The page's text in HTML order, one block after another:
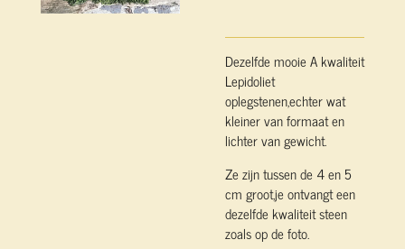
Dezelfde mooie A kwaliteit
Lepidoliet
oplegstenen,echter wat
kleiner van formaat en
lichter van gewicht.
Ze zijn tussen de 4 en 5
cm groot,je ontvangt een
dezelfde kwaliteit steen
zoals op de foto.